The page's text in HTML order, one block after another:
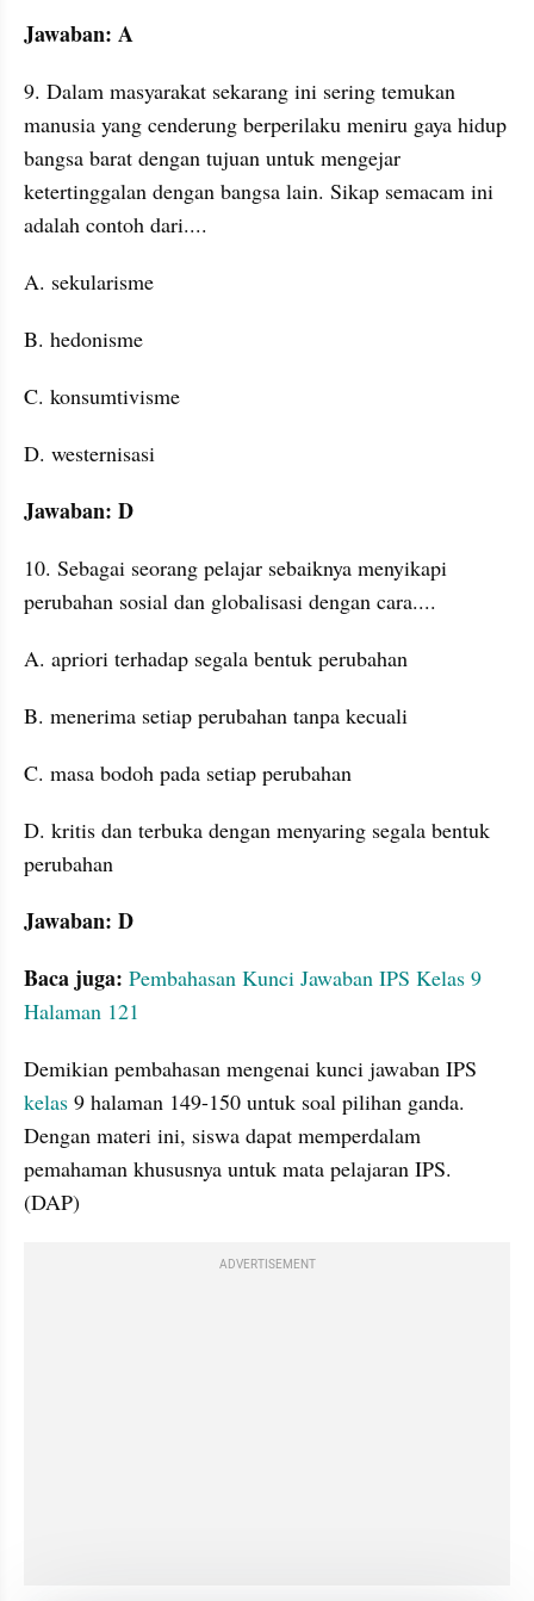
Jawaban: A
9. Dalam masyarakat sekarang ini sering temukan
manusia yang cenderung berperilaku meniru gaya hidup
bangsa barat dengan tujuan untuk mengejar
ketertinggalan dengan bangsa lain. Sikap semacam ini
adalah contoh dari....
A. sekularisme
B. hedonisme
C. konsumtivisme
D. westernisasi
Jawaban: D
10. Sebagai seorang pelajar sebaiknya menyikapi
perubahan sosial dan globalisasi dengan cara....
A. apriori terhadap segala bentuk perubahan
B. menerima setiap perubahan tanpa kecuali
C. masa bodoh pada setiap perubahan
D. kritis dan terbuka dengan menyaring segala bentuk
perubahan
Jawaban: D
Baca juga: Pembahasan Kunci Jawaban IPS Kelas 9
Halaman 121
kelas 9 halaman 149-150 untuk soal pilihan ganda.
Dengan materi ini, siswa dapat memperdalam
pemahaman khususnya untuk mata pelajaran IPS.
(DAP)
ADVERTISEMENT